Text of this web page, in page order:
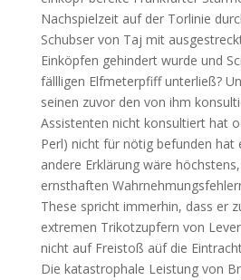
Nachspielzeit auf der Torlinie
Schubser von Taj mit
Einköpfen gehindert wurde und
fällligen Elfmeterpfiff unterließ?
seinen zuvor den von ihm
Assistenten nicht konsultiert hat
Perl) nicht für nötig befunden hat
andere Erklärung wäre
ernsthaften
These spricht immerhin, dass er
extremen Trikotzupfern von
nicht auf Freistoß aüf die
Die katastrophale Leistung von